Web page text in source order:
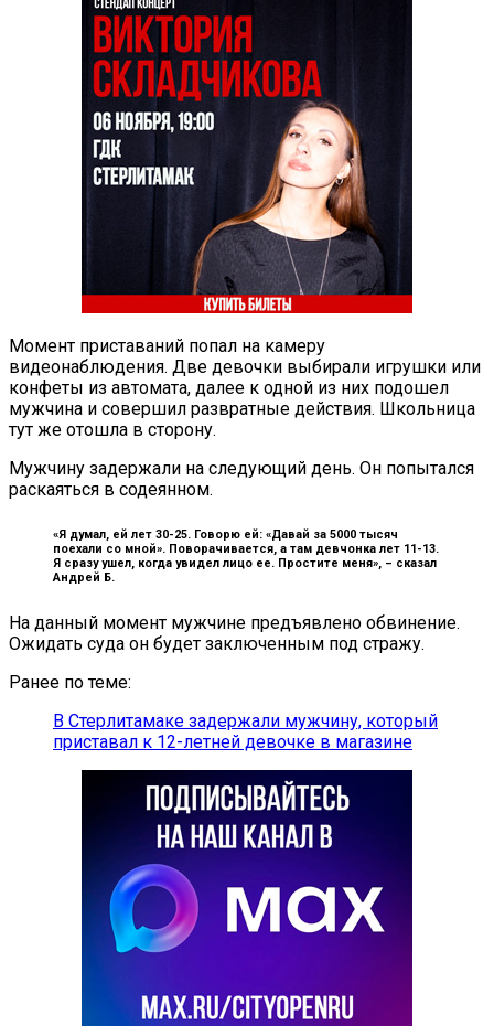
Момент приставаний попал на камеру
видеонаблюдения. Две девочки выбирали игрушки или
конфеты из автомата, далее к одной из них подошел
мужчина и совершил развратные действия. Школьница
тут же отошла в сторону.
Мужчину задержали на следующий день. Он попытался
раскаяться в содеянном.
«Я думал, ей лет 30-25. Говорю ей: «Давай за 5000 тысяч
поехали со мной». Поворачивается, а там девчонка лет 11-13.
Я сразу ушел, когда увидел лицо ее. Простите меня», – сказал
Андрей Б.
На данный момент мужчине предъявлено обвинение.
Ожидать суда он будет заключенным под стражу.
Ранее по теме:
В Стерлитамаке задержали мужчину, который
приставал к 12-летней девочке в магазине